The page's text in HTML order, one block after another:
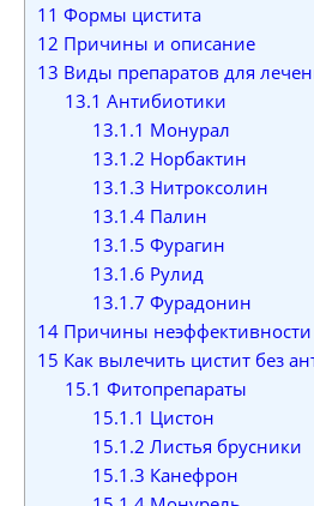
11 Формы цистита
12 Причины и описание
13 Виды препаратов для
13.1 Антибиотики
13.1.1 Монурал
13.1.2 Норбактин
13.1.3 Нитроксолин
13.1.4Палин
13.1.5 Фурагин
13.1.6 Рулид
13.1.7 Фурадонин
14 Причины неэффективности
15 Как вылечить цистит без
15.1 Фитопрепараты
15.1.1 Цистон
15.1.2 Листья брусники
15.1.3 Канефрон